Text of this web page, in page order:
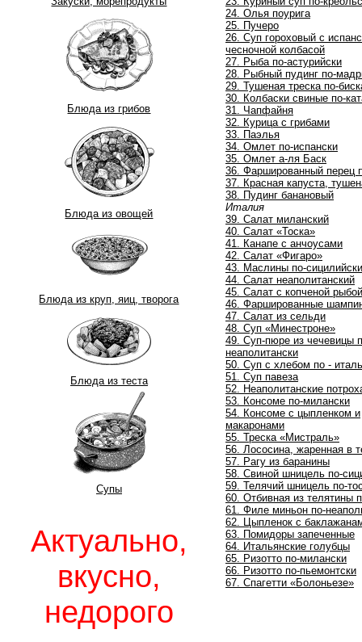
Блюда из грибов
Блюда из овощей
Блюда из круп, яиц, творога
Блюда из теста
Супы
Актуально,
вкусно,
недорого
24. Олья поурига
25. Пучеро
26. Суп гороховый с
чесночной колбасой
27. Рыба по-астурийски
28. Рыбный пудинг по-
29. Тушеная треска по-
30. Колбаски свиные по-
31. Чапфайня
32. Курица с грибами
33. Паэлья
34. Омлет по-испански
35. Омлет а-ля Баск
36. Фаршированный перец
37. Красная капуста,
38. Пудинг банановый
Италия
39. Салат миланский
40. Салат «Тоска»
41. Канапе с анчоусами
42. Салат «Фигаро»
43. Маслины по-сицилийски
44. Салат неаполитанский
45. Салат с копченой рыбой
46. Фаршированные
47. Салат из сельди
48. Суп «Минестроне»
49. Суп-пюре из чечевицы
неаполитански
50. Суп с хлебом по -
51. Суп павеза
52. Неаполитанские
53. Консоме по-милански
54. Консоме с цыпленком и
макаронами
55. Треска «Мистраль»
56. Лососина, жаренная в
57. Рагу из баранины
58. Свиной шницель по-
59. Телячий шницель по-
60. Отбивная из телятины
61. Филе миньон по-
62. Цыпленок с
63. Помидоры запеченные
64. Итальянские голубцы
65. Ризотто по-милански
66. Ризотто по-пьемонтски
67. Спагетти «Болоньезе»